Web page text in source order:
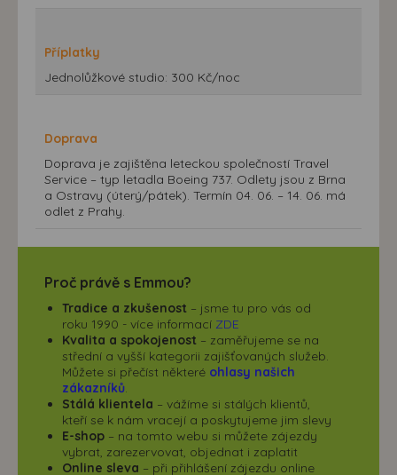
Příplatky
Jednolůžkové studio: 300 Kč/noc
Doprava
Doprava je zajištěna leteckou společností Travel
Service – typ letadla Boeing 737. Odlety jsou z Brna
a Ostravy (úterý/pátek). Termín 04. 06. – 14. 06. má
odlet z Prahy.
Proč právě s Emmou?
Tradice a zkušenost – jsme tu pro vás od
roku 1990 - více informací ZDE
Kvalita a spokojenost – zaměřujeme se na
střední a vyšší kategorii zajišťovaných služeb.
Můžete si přečíst některé ohlasy našich
zákazníků.
Stálá klientela – vážíme si stálých klientů,
kteří se k nám vracejí a poskytujeme jim slevy
E-shop – na tomto webu si můžete zájezdy
vybrat, zarezervovat, objednat i zaplatit
Online sleva – při přihlášení zájezdu online